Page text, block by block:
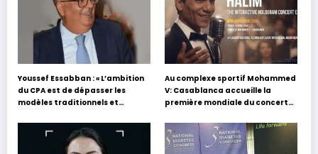
Youssef Essabban : « L’ambition
du CPA est de dépasser les
modèles traditionnels et
s’appuyant sur le partage des
expériences »
Au complexe sportif Mohammed
V: Casablanca accueille la
première mondiale du concert